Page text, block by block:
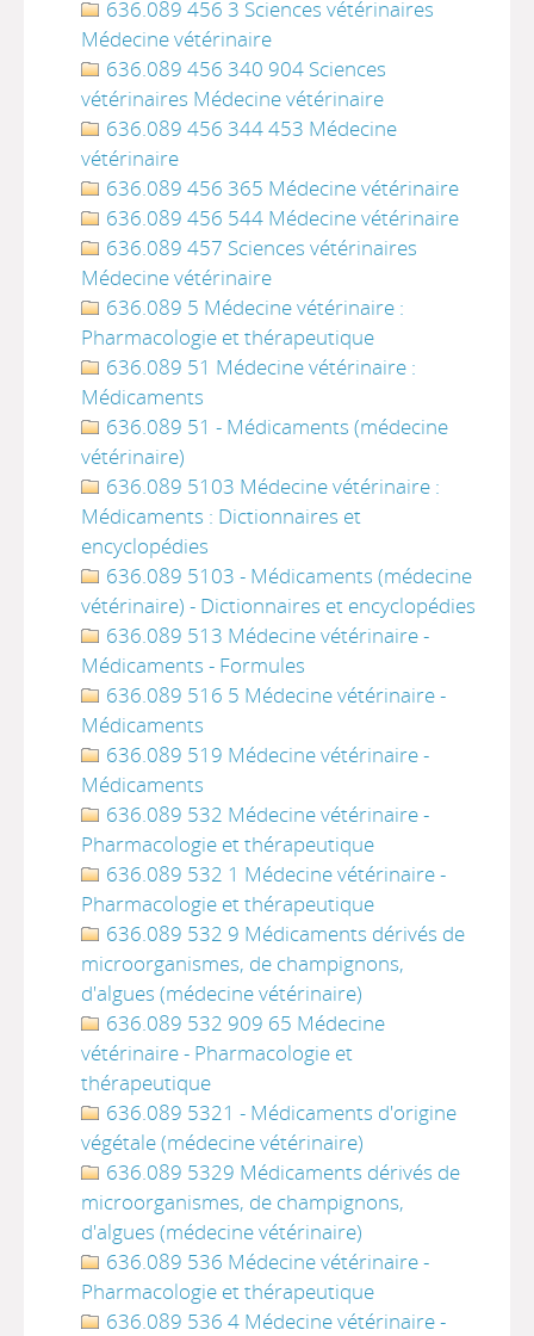
636.089 456 3 Sciences vétérinaires
Médecine vétérinaire
636.089 456 340 904 Sciences
vétérinaires Médecine vétérinaire
636.089 456 344 453 Médecine
vétérinaire
636.089 456 365 Médecine vétérinaire
636.089 456 544 Médecine vétérinaire
636.089 457 Sciences vétérinaires
Médecine vétérinaire
636.089 5 Médecine vétérinaire :
Pharmacologie et thérapeutique
636.089 51 Médecine vétérinaire :
Médicaments
636.089 51 - Médicaments (médecine
vétérinaire)
636.089 5103 Médecine vétérinaire :
Médicaments : Dictionnaires et
encyclopédies
636.089 5103 - Médicaments (médecine
vétérinaire) - Dictionnaires et encyclopédies
636.089 513 Médecine vétérinaire -
Médicaments - Formules
636.089 516 5 Médecine vétérinaire -
Médicaments
636.089 519 Médecine vétérinaire -
Médicaments
636.089 532 Médecine vétérinaire -
Pharmacologie et thérapeutique
636.089 532 1 Médecine vétérinaire -
Pharmacologie et thérapeutique
636.089 532 9 Médicaments dérivés de
microorganismes, de champignons,
d'algues (médecine vétérinaire)
636.089 532 909 65 Médecine
vétérinaire - Pharmacologie et
thérapeutique
636.089 5321 - Médicaments d'origine
végétale (médecine vétérinaire)
636.089 5329 Médicaments dérivés de
microorganismes, de champignons,
d'algues (médecine vétérinaire)
636.089 536 Médecine vétérinaire -
Pharmacologie et thérapeutique
636.089 536 4 Médecine vétérinaire -